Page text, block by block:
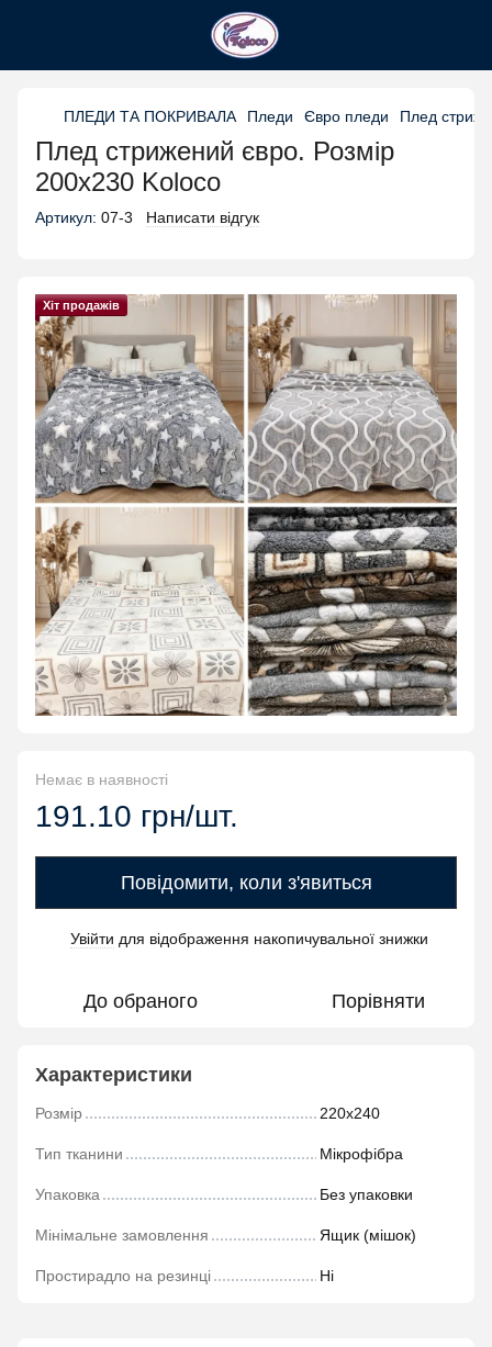
ПЛЕДИ ТА ПОКРИВАЛА Пледи Євро пледи Плед
Плед стрижений євро. Розмір
200х230 Koloco
Артикул: 07-3 Написати відгук
Хіт продажів
Немає в наявності
191.10 грн/шт.
Повідомити, коли з'явиться
Увійти для відображення накопичувальної знижки
До обраного Порівняти
Характеристики
Розмір 220х240
Тип тканини Мікрофібра
Упаковка Без упаковки
Мінімальне замовлення Ящик (мішок)
Простирадло на резинці Ні